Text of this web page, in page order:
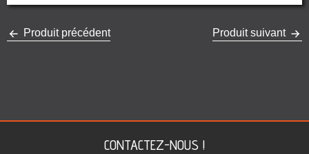
Produit précédent Produit suivant
CONTACTEZ-NOUS !